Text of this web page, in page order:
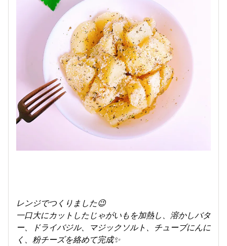
レンジでつくりました😉
一口大にカットしたじゃがいもを加熱し、溶かしバタ
ー、ドライバジル、マジックソルト、チューブにんに
く、粉チーズを絡めて完成✨